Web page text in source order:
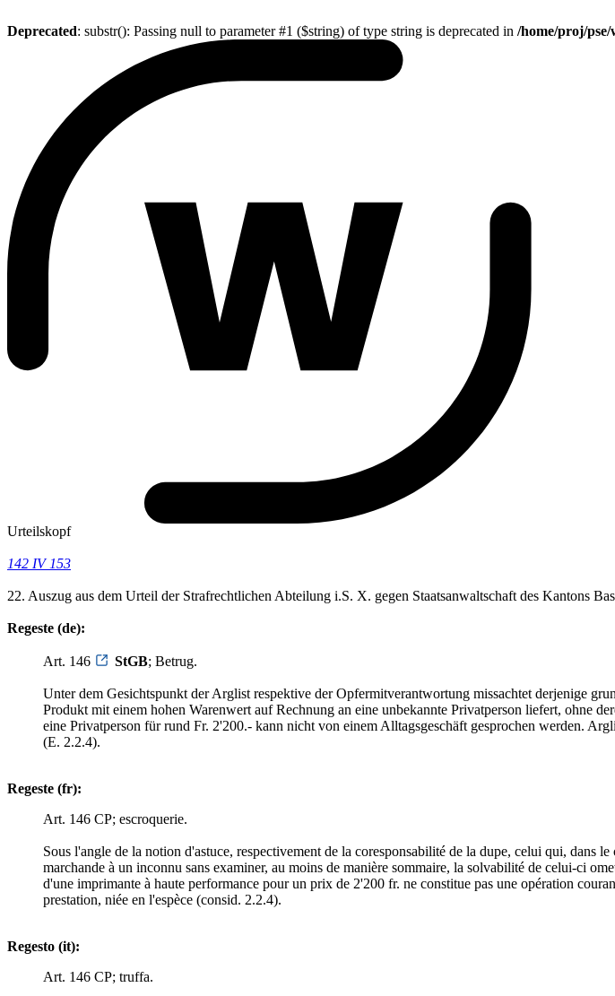
Deprecated: substr(): Passing null to parameter #1 ($string) of type string is deprecated in /home/proj/
Urteilskopf
142 IV 153
22. Auszug aus dem Urteil der Strafrechtlichen Abteilung i.S. X. gegen Staatsanwaltschaft des Kantons
Regeste (de):
Art. 146 StGB; Betrug.
Unter dem Gesichtspunkt der Arglist respektive der Opfermitverantwortung missachtet derjenige
Produkt mit einem hohen Warenwert auf Rechnung an eine unbekannte Privatperson liefert, ohne
eine Privatperson für rund Fr. 2'200.- kann nicht von einem Alltagsgeschäft gesprochen werden.
(E. 2.2.4).
Regeste (fr):
Art. 146 CP; escroquerie.
Sous l'angle de la notion d'astuce, respectivement de la coresponsabilité de la dupe, celui qui,
marchande à un inconnu sans examiner, au moins de manière sommaire, la solvabilité de celui-ci
d'une imprimante à haute performance pour un prix de 2'200 fr. ne constitue pas une opération
prestation, niée en l'espèce (consid. 2.2.4).
Regesto (it):
Art. 146 CP; truffa.